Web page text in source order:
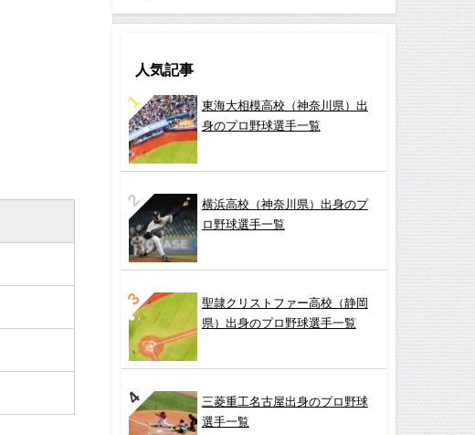
人気記事
東海大相模高校（神奈川県）出
身のプロ野球選手一覧
横浜高校（神奈川県）出身のプ
ロ野球選手一覧
聖隷クリストファー高校（静岡
県）出身のプロ野球選手一覧
三菱重工名古屋出身のプロ野球
選手一覧